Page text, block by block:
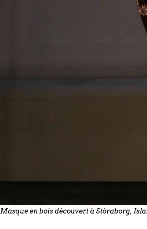
Masque en bois découvert à Stóraborg,